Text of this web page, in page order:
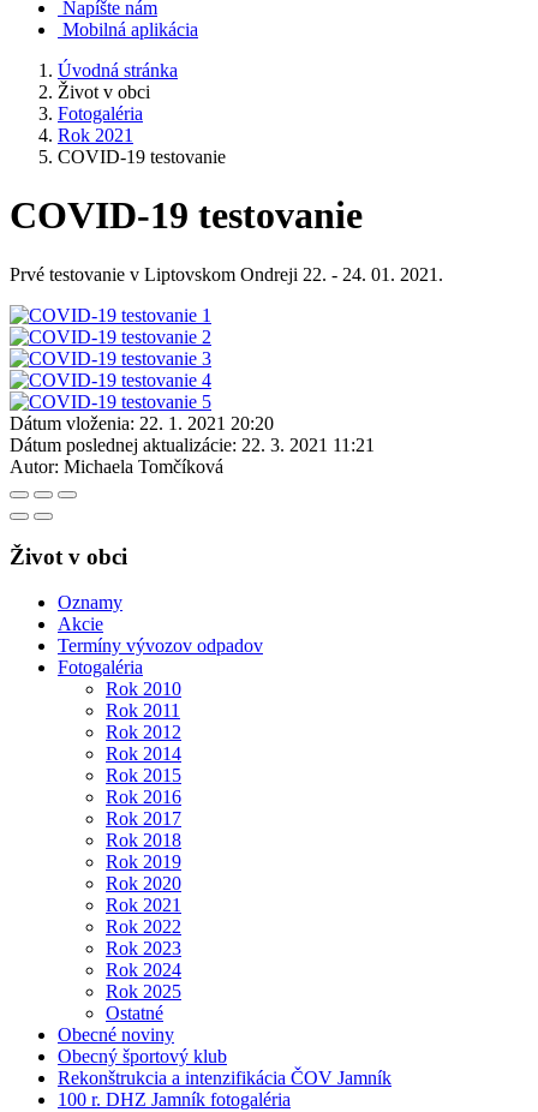
Napíšte nám
Mobilná aplikácia
Úvodná stránka
Život v obci
Fotogaléria
Rok 2021
COVID-19 testovanie
COVID-19 testovanie
Prvé testovanie v Liptovskom Ondreji 22. - 24. 01. 2021.
Dátum vloženia: 22. 1. 2021 20:20
Dátum poslednej aktualizácie: 22. 3. 2021 11:21
Autor: Michaela Tomčíková
Život v obci
Oznamy
Akcie
Termíny vývozov odpadov
Fotogaléria
Rok 2010
Rok 2011
Rok 2012
Rok 2014
Rok 2015
Rok 2016
Rok 2017
Rok 2018
Rok 2019
Rok 2020
Rok 2021
Rok 2022
Rok 2023
Rok 2024
Rok 2025
Ostatné
Obecné noviny
Obecný športový klub
Rekonštrukcia a intenzifikácia ČOV Jamník
100 r. DHZ Jamník fotogaléria